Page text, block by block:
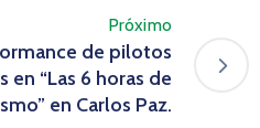
Próximo
de pilotos
en “Las 6 horas de
en Carlos Paz.